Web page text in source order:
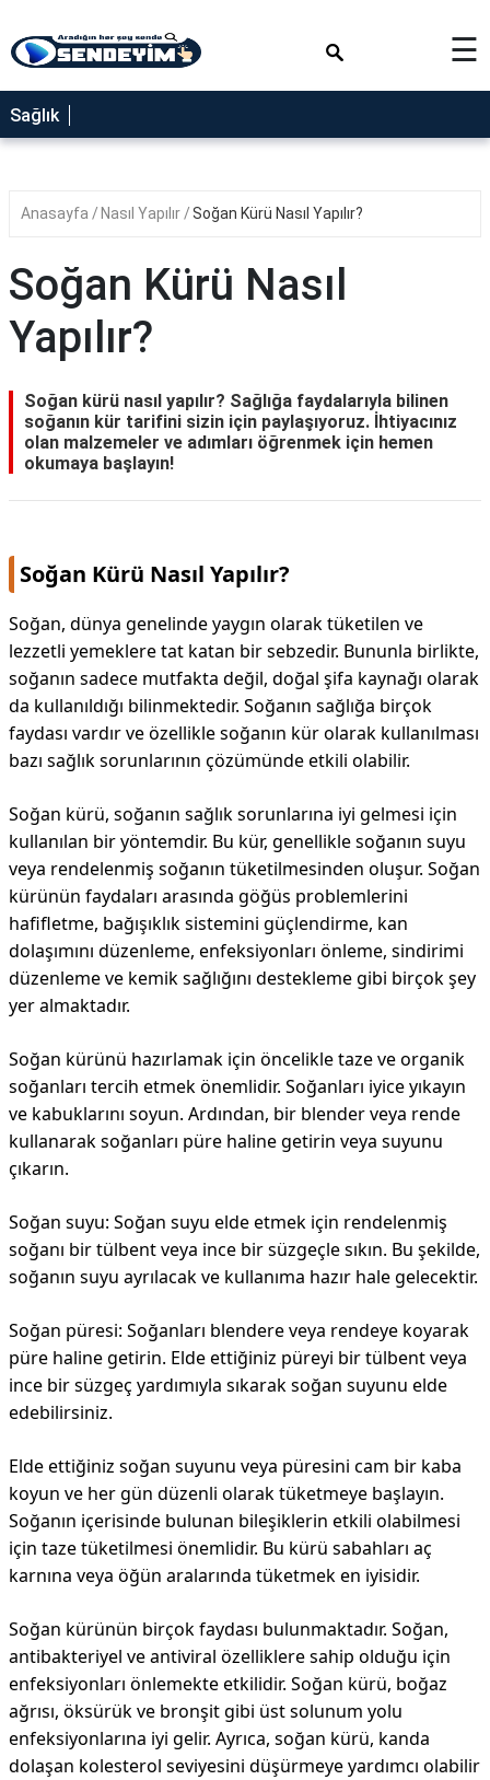
SAĞLIK
NEDİR
YEMEK
RÜYA
TABİRLERİ
GEZİLECEK
BLOG
☰
Sağlık
Anasayfa Nasıl Yapılır Soğan Kürü Nasıl Yapılır?
Soğan Kürü Nasıl
Yapılır?
Soğan kürü nasıl yapılır? Sağlığa faydalarıyla bilinen
soğanın kür tarifini sizin için paylaşıyoruz. İhtiyacınız
olan malzemeler ve adımları öğrenmek için hemen
okumaya başlayın!
Soğan Kürü Nasıl Yapılır?
Soğan, dünya genelinde yaygın olarak tüketilen ve
lezzetli yemeklere tat katan bir sebzedir. Bununla birlikte,
soğanın sadece mutfakta değil, doğal şifa kaynağı olarak
da kullanıldığı bilinmektedir. Soğanın sağlığa birçok
faydası vardır ve özellikle soğanın kür olarak kullanılması
bazı sağlık sorunlarının çözümünde etkili olabilir.
Soğan kürü, soğanın sağlık sorunlarına iyi gelmesi için
kullanılan bir yöntemdir. Bu kür, genellikle soğanın suyu
veya rendelenmiş soğanın tüketilmesinden oluşur. Soğan
kürünün faydaları arasında göğüs problemlerini
hafifletme, bağışıklık sistemini güçlendirme, kan
dolaşımını düzenleme, enfeksiyonları önleme, sindirimi
düzenleme ve kemik sağlığını destekleme gibi birçok şey
yer almaktadır.
Soğan kürünü hazırlamak için öncelikle taze ve organik
soğanları tercih etmek önemlidir. Soğanları iyice yıkayın
ve kabuklarını soyun. Ardından, bir blender veya rende
kullanarak soğanları püre haline getirin veya suyunu
çıkarın.
Soğan suyu: Soğan suyu elde etmek için rendelenmiş
soğanı bir tülbent veya ince bir süzgeçle sıkın. Bu şekilde,
soğanın suyu ayrılacak ve kullanıma hazır hale gelecektir.
Soğan püresi: Soğanları blendere veya rendeye koyarak
püre haline getirin. Elde ettiğiniz püreyi bir tülbent veya
ince bir süzgeç yardımıyla sıkarak soğan suyunu elde
edebilirsiniz.
Elde ettiğiniz soğan suyunu veya püresini cam bir kaba
koyun ve her gün düzenli olarak tüketmeye başlayın.
Soğanın içerisinde bulunan bileşiklerin etkili olabilmesi
için taze tüketilmesi önemlidir. Bu kürü sabahları aç
karnına veya öğün aralarında tüketmek en iyisidir.
Soğan kürünün birçok faydası bulunmaktadır. Soğan,
antibakteriyel ve antiviral özelliklere sahip olduğu için
enfeksiyonları önlemekte etkilidir. Soğan kürü, boğaz
ağrısı, öksürük ve bronşit gibi üst solunum yolu
enfeksiyonlarına iyi gelir. Ayrıca, soğan kürü, kanda
dolaşan kolesterol seviyesini düşürmeye yardımcı olabilir